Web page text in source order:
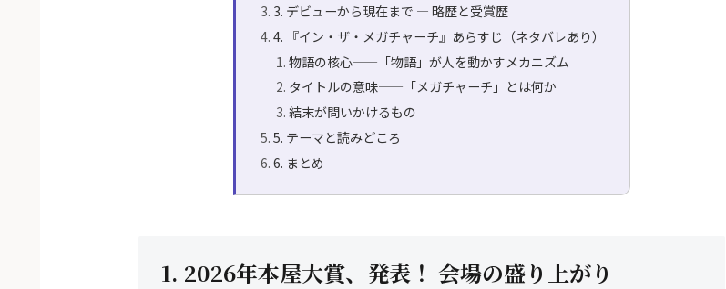
3. デビューから現在まで — 略歴と受賞歴
4. 『イン・ザ・メガチャーチ』あらすじ（ネタバレあり）
物語の核心——「物語」が人を動かすメカニズム
タイトルの意味——「メガチャーチ」とは何か
結末が問いかけるもの
5. テーマと読みどころ
6. まとめ
1. 2026年本屋大賞、発表！ 会場の盛り上がり